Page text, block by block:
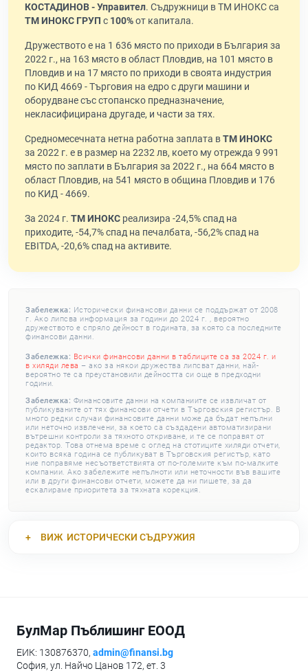
КОСТАДИНОВ - Управител. Съдружници в ТМ ИНОКС са
ТМ ИНОКС ГРУП с 100%от капитала.
Дружеството е на 1 636 място по приходи в България за
2022 г., на 163 място в област Пловдив, на 101 място в
Пловдив и на 17 място по приходи в своята индустрия
по КИД 4669 - Търговия на едро с други машини и
оборудване със стопанско предназначение,
некласифицирана другаде, и части за тях.
Средномесечната нетна работна заплата вТМ ИНОКС
за 2022 г. е в размер на 2232 лв, което му отрежда 9 991
място по заплати в България за 2022 г., на 664 място в
област Пловдив, на 541 място в община Пловдив и 176
по КИД - 4669.
За 2024 г. ТМ ИНОКС реализира -24,5% спад на
приходите, -54,7% спад на печалбата, -56,2% спад на
EBITDA, -20,6% спад на активите.
Забележка: Исторически финансови данни се поддържат от 2008
г. Ако липсва информация за години до 2024 г. , вероятно
дружеството е спряло дейност в годината, за която са последните
финансови данни.
Забележка: Всички финансови данни в таблиците са за 2024 г. и
в хиляди лева – ако за някои дружества липсват данни, най-
вероятно те са преустановили дейността си още в предходни
години.
Забележка: Финансовите данни на компаниите се извличат от
публикуваните от тях финансови отчети в Търговския регистър. В
много редки случаи финансовите данни може да бъдат непълни
или неточно извлечени, за което са създадени автоматизирани
вътрешни контроли за тяхното откриване, и те се поправят от
редактор. Това отнема време с оглед на стотиците хиляди отчети,
които всяка година се публикуват в Търговския регистър, като
ние поправяме несъответствията от по-големите към по-малките
компании. Ако забележите непълноти или неточности във вашите
или в други финансови отчети, можете да ни пишете, за да
ескалираме приоритета за тяхната корекция.
ВИЖ ИСТОРИЧЕСКИ СЪДРУЖИЯ
БулМар Пъблишинг ЕООД
ЕИК: 130876370, admin@finansi.bg
София, ул. Найчо Цанов 172, ет. 3